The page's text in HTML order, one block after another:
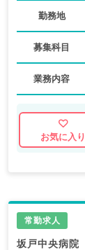
勤務地
募集科目
業務内容
お気に入り
常勤求人
坂戸中央病院